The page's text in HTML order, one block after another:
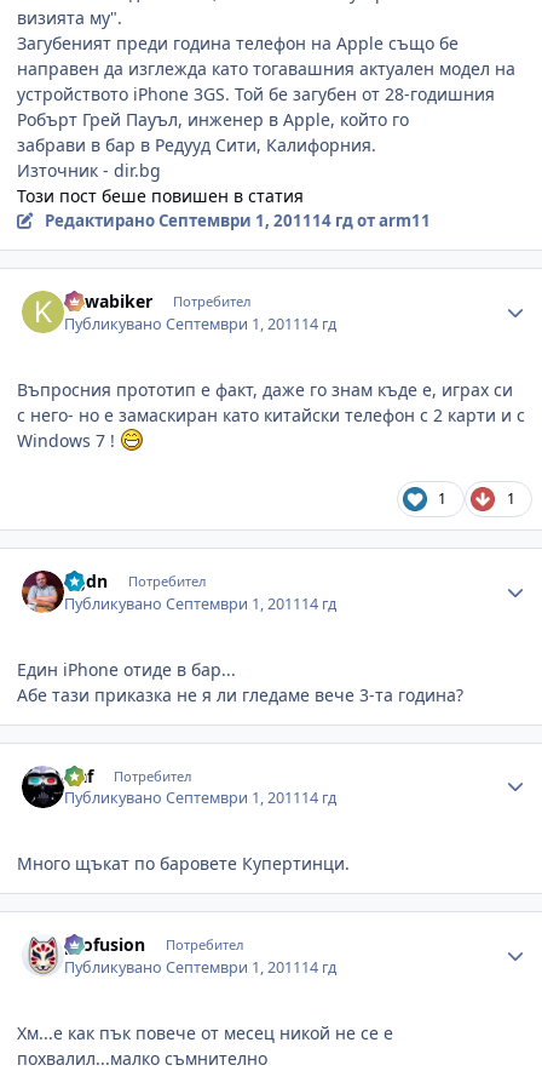
визията му".
Загубеният преди година телефон на Apple също бе
направен да изглежда като тогавашния актуален модел на
устройството iPhone 3GS. Той бе загубен от 28-годишния
Робърт Грей Пауъл, инженер в Apple, който го
забрави в бар в Редууд Сити, Калифорния.
Източник - dir.bg
Този пост беше повишен в статия
РедактираноСептември 1, 201114 гдот arm11
kawabiker Потребител
ПубликуваноСептември 1, 201114 гд
Въпросния прототип е факт, даже го знам къде е, играх си
с него- но е замаскиран като китайски телефон с 2 карти и с
Windows 7 !
1 1
bgdn Потребител
ПубликуваноСептември 1, 201114 гд
Един iPhone отиде в бар...
Абе тази приказка не я ли гледаме вече 3-та година?
slaf Потребител
ПубликуваноСептември 1, 201114 гд
Много щъкат по баровете Купертинци.
profusion Потребител
ПубликуваноСептември 1, 201114 гд
Хм...е как пък повече от месец никой не се е
похвалил...малко съмнително